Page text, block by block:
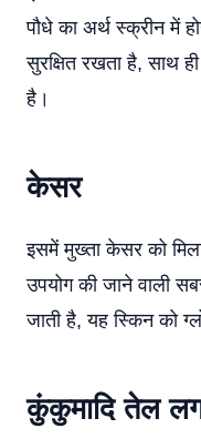
पौधे का अर्थ स्क्रीन में
सुरक्षित रखता है, साथ
है।
केसर
इसमें मुख्ता केसर को
उपयोग की जाने वाली
जाती है, यह स्किन को
कुंकुमादि तेल